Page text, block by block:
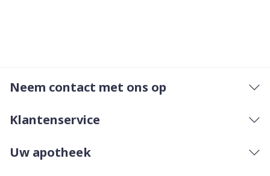
Neem contact met ons op
Klantenservice
Uw apotheek